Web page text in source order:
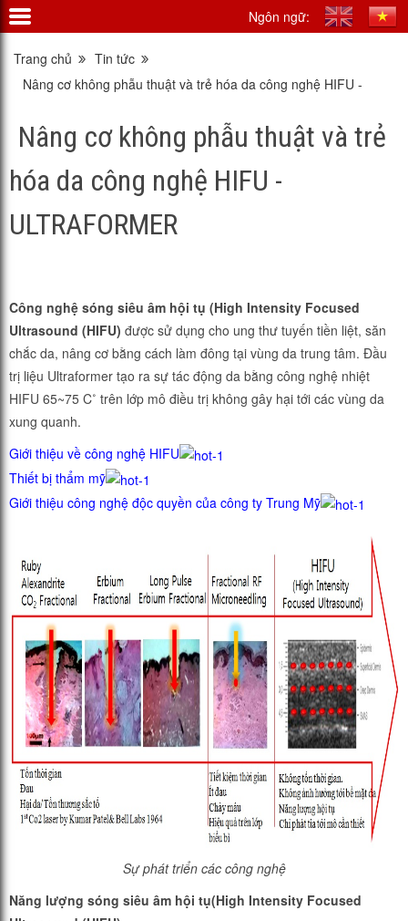
Ngôn ngữ:
Trang chủ
Tin tức
Nâng cơ không phẫu thuật và trẻ hóa da công nghệ HIFU -
Nâng cơ không phẫu thuật và trẻ
hóa da công nghệ HIFU -
ULTRAFORMER
Công nghệ sóng siêu âm hội tụ (High Intensity Focused
Ultrasound (HIFU) được sử dụng cho ung thư tuyến tiền liệt, săn
chắc da, nâng cơ bằng cách làm đông tại vùng da trung tâm. Đầu
trị liệu Ultraformer tạo ra sự tác động da bằng công nghệ nhiệt
HIFU 65~75 C˚ trên lớp mô điều trị không gây hại tới các vùng da
xung quanh.
Giới thiệu về công nghệ HIFU
Thiết bị thẩm mỹ
Giới thiệu công nghệ độc quyền của công ty Trung Mỹ
Sự phát triển các công nghệ
Năng lượng sóng siêu âm hội tụ(High Intensity Focused